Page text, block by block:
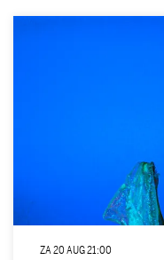
ZA 20 AUG21:00